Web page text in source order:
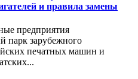
и правила замены
предприятия
парк зарубежного
печатных машин и